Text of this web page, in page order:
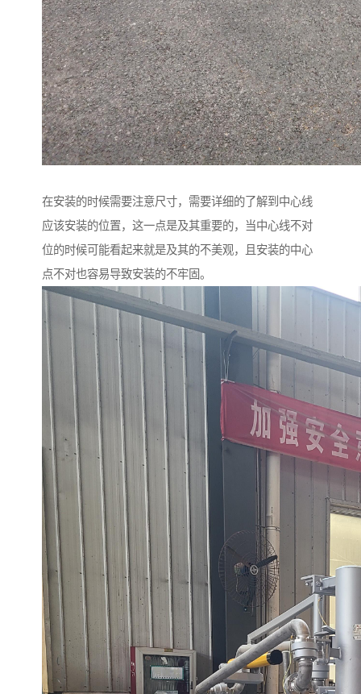
在安装的时候需要注意尺寸，需要详细的了解到中心线
应该安装的位置，这一点是及其重要的，当中心线不对
位的时候可能看起来就是及其的不美观，且安装的中心
点不对也容易导致安装的不牢固。